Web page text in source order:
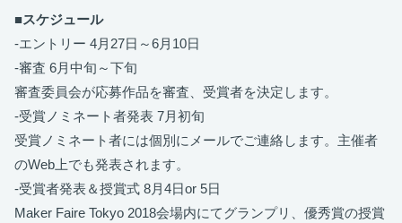
■スケジュール
-エントリー 4月27日～6月10日
-審査 6月中旬～下旬
審査委員会が応募作品を審査、受賞者を決定します。
-受賞ノミネート者発表 7月初旬
受賞ノミネート者には個別にメールでご連絡します。主催者
のWeb上でも発表されます。
-受賞者発表＆授賞式 8月4日or 5日
Maker Faire Tokyo 2018会場内にてグランプリ、優秀賞の授賞